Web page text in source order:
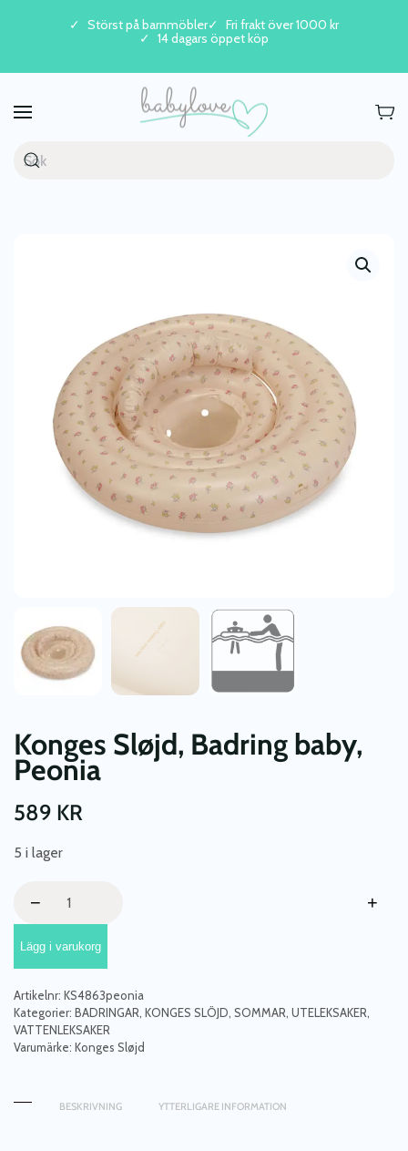
Skip to main content
Störst på barnmöbler
Fri frakt över 1000 kr
14 dagars öppet köp
Konges Sløjd, Badring baby,
Peonia
589 KR
5 i lager
baby,
Peonia
mängd
− +
Lägg i varukorg
Artikelnr: KS4863peonia
Kategorier: BADRINGAR KONGES SLÖJD SOMMAR UTELEKSAKER
VATTENLEKSAKER
Varumärke: Konges Sløjd
BESKRIVNING YTTERLIGARE INFORMATION